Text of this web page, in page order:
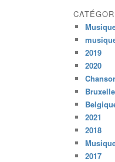
2019
2020
2021
2018
2017